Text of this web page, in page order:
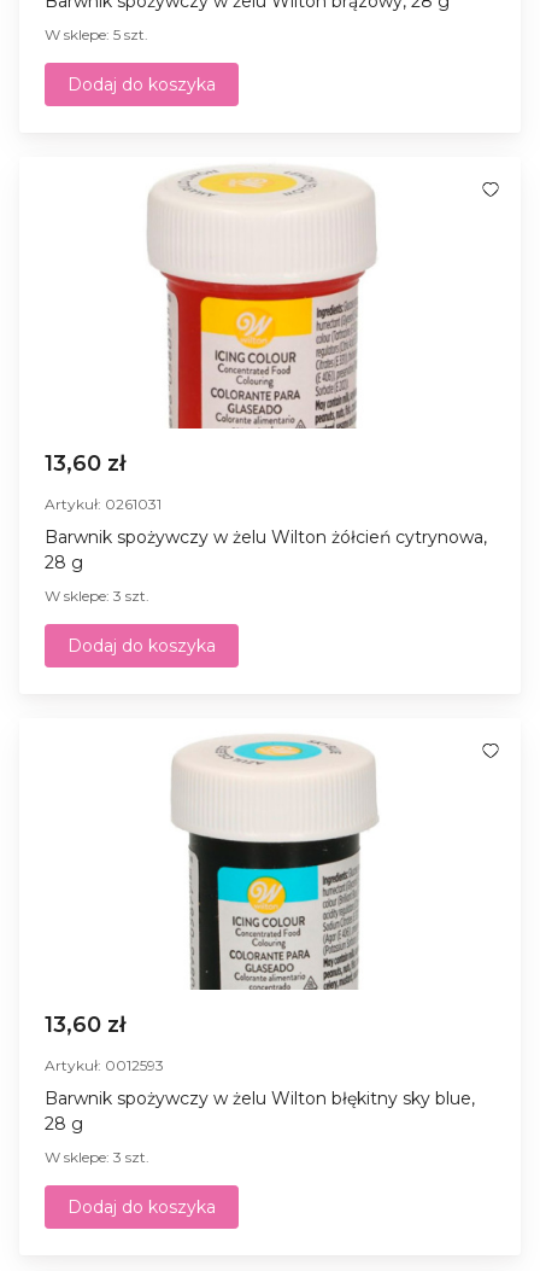
W sklepe: 5 szt.
Dodaj do koszyka
13,60 zł
Artykuł: 0261031
Barwnik spożywczy w żelu Wilton żółcień cytrynowa,
28 g
W sklepe: 3 szt.
Dodaj do koszyka
13,60 zł
Artykuł: 0012593
Barwnik spożywczy w żelu Wilton błękitny sky blue,
28 g
W sklepe: 3 szt.
Dodaj do koszyka